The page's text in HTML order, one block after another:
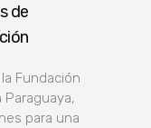
de
Fundación
para una